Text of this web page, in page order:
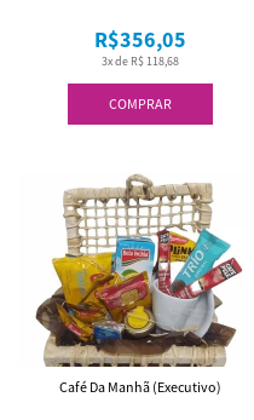
COMPRAR
3x de R$ 118,68
R$356,05
Café Da Manhã (Executivo)